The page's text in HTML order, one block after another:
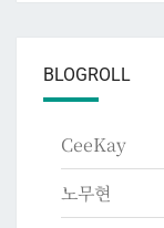
BLOGROLL
CeeKay
노무현